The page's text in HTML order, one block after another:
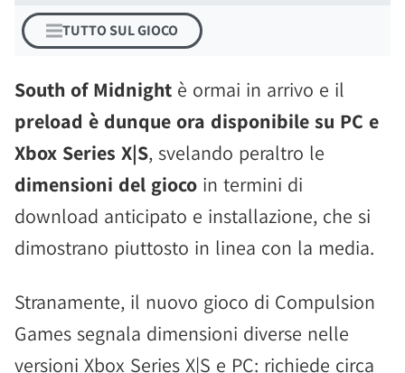
TUTTO SUL GIOCO
South of Midnight è ormai in arrivo e il
preload è dunque ora disponibile su PC e
Xbox Series X|S, svelando peraltro le
dimensioni del gioco in termini di
download anticipato e installazione, che si
dimostrano piuttosto in linea con la media.
Stranamente, il nuovo gioco di Compulsion
Games segnala dimensioni diverse nelle
versioni Xbox Series X|S e PC: richiede circa